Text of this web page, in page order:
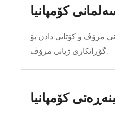
مرۆڤ و کۆتایی دادن بۆ
گۆڕانکاری ژیانی مرۆڤ.